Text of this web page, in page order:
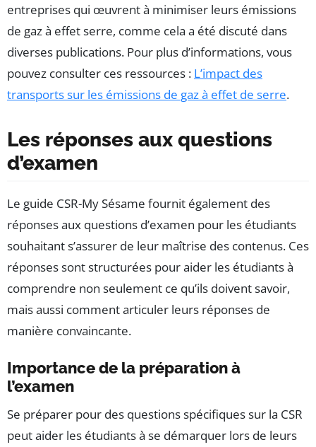
entreprises qui œuvrent à minimiser leurs émissions
de gaz à effet serre, comme cela a été discuté dans
diverses publications. Pour plus d’informations, vous
pouvez consulter ces ressources : L’impact des
transports sur les émissions de gaz à effet de serre.
Les réponses aux questions
d’examen
Le guide CSR-My Sésame fournit également des
réponses aux questions d’examen pour les étudiants
souhaitant s’assurer de leur maîtrise des contenus. Ces
réponses sont structurées pour aider les étudiants à
comprendre non seulement ce qu’ils doivent savoir,
mais aussi comment articuler leurs réponses de
manière convaincante.
Importance de la préparation à
l’examen
Se préparer pour des questions spécifiques sur la CSR
peut aider les étudiants à se démarquer lors de leurs